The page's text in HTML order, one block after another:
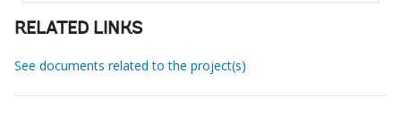
RELATED LINKS
See documents related to the project(s)